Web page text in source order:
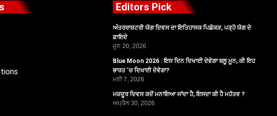
Editors Pick
ਅੰਤਰਰਾਸ਼ਟਰੀ ਯੋਗ ਦਿਵਸ ਦਾ ਇਤਿਹਾਸਕ ਪਿਛੋਕੜ, ਪੜ੍ਹੋ ਯੋਗ ਦੇ
ਫ਼ਾਇਦੇ
ਜੂਨ 20, 2026
Blue Moon 2026 : ਇਸ ਦਿਨ ਦਿਖਾਈ ਦੇਵੇਗਾ ਬਲੂ ਮੂਨ, ਕੀ ਇਹ
ਭਾਰਤ ‘ਚ ਦਿਖਾਈ ਦੇਵੇਗਾ?
ਮਈ 7, 2026
ਮਜ਼ਦੂਰ ਦਿਵਸ ਕਦੋਂ ਮਨਾਇਆ ਜਾਂਦਾ ਹੈ, ਇਸਦਾ ਕੀ ਹੈ ਮਹੱਤਵ ?
ਅਪ੍ਰੈਲ 30, 2026